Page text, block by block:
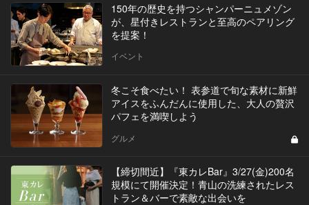
150年の歴史を持つシャンパーニュメゾン
が、星付きレストランと至高のペアリング
を提案！
イベント
冬こそ食べたい！ 表参道で旬な素材に新鮮
アイスをふんだんに使用した、大人の贅沢
パフェを満喫しよう
グルメ
【締切間近】『東カレBar』3/27(金)200名
規模にて開催決定！青山の洗練されたレス
トラン＆バーで素敵な出会いを